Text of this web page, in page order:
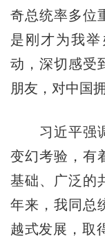
奇总统率多位
是刚才为我
动，深切感受
朋友，对中国
习近平强调
变幻考验，有
基础、广泛的
年来，我同总
越式发展，取